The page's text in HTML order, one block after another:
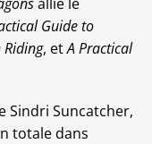
Guide to
, etA Practical
Sindri Suncatcher,
totale dans